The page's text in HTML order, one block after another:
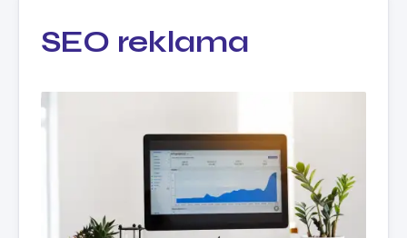
SEO reklama